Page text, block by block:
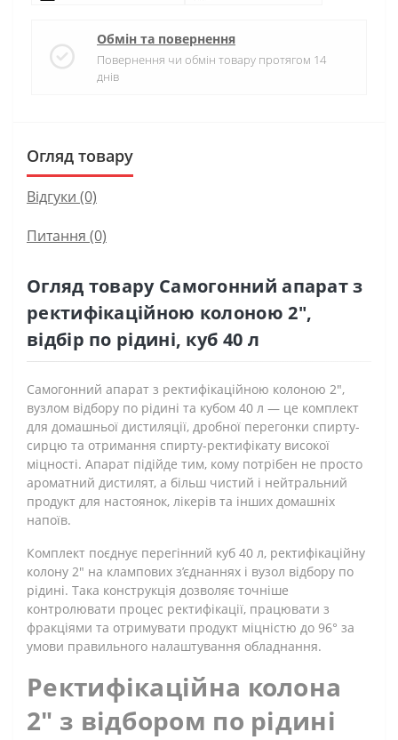
Обмін та повернення
Повернення чи обмін товару протягом 14
днів
Огляд товару
Відгуки (0)
Питання (0)
Огляд товару Самогонний апарат з
ректифікаційною колоною 2",
відбір по рідині, куб 40 л
Самогонний апарат з ректифікаційною колоною 2",
вузлом відбору по рідині та кубом 40 л — це комплект
для домашньої дистиляції, дробної перегонки спирту-
сирцю та отримання спирту-ректифікату високої
міцності. Апарат підійде тим, кому потрібен не просто
ароматний дистилят, а більш чистий і нейтральний
продукт для настоянок, лікерів та інших домашніх
напоїв.
Комплект поєднує перегінний куб 40 л, ректифікаційну
колону 2" на клампових з’єднаннях і вузол відбору по
рідині. Така конструкція дозволяє точніше
контролювати процес ректифікації, працювати з
фракціями та отримувати продукт міцністю до 96° за
умови правильного налаштування обладнання.
Ректифікаційна колона
2" з відбором по рідині